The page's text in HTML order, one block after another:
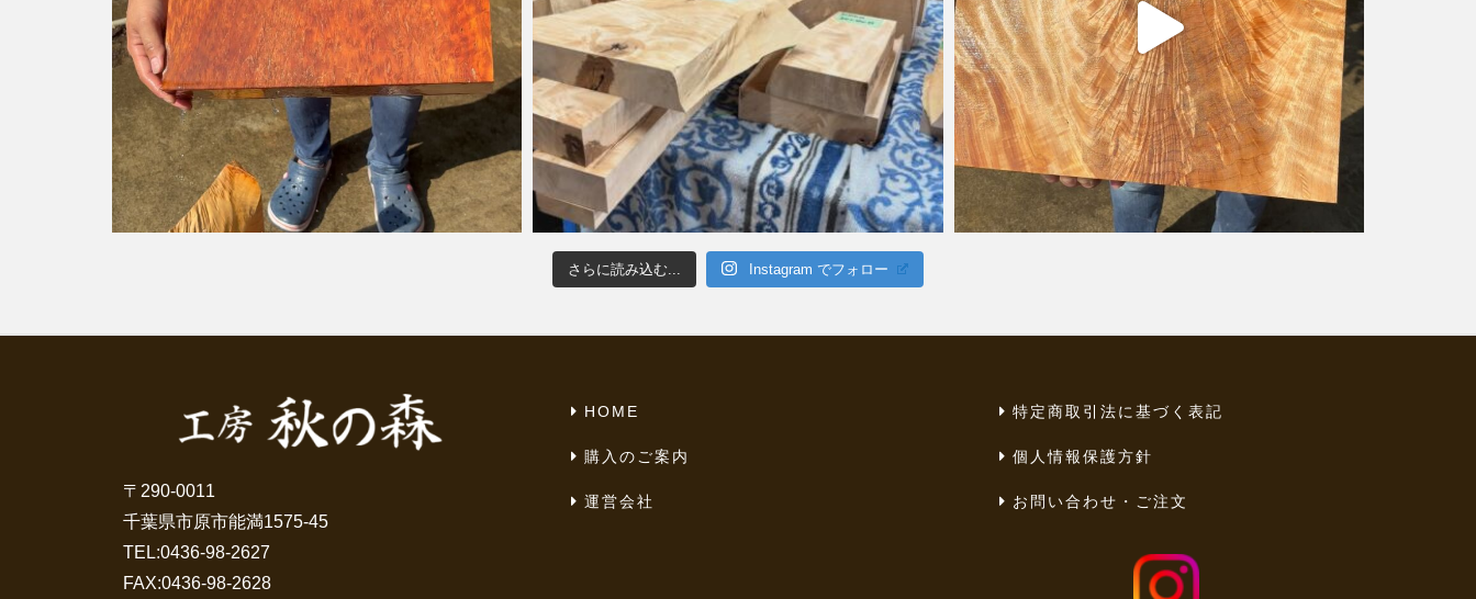
さらに読み込む... Instagram でフォロー
〒290-0011
千葉県市原市能満1575-45
TEL:0436-98-2627
FAX:0436-98-2628
HOME
購入のご案内
運営会社
特定商取引法に基づく表記
個人情報保護方針
お問い合わせ・ご注文